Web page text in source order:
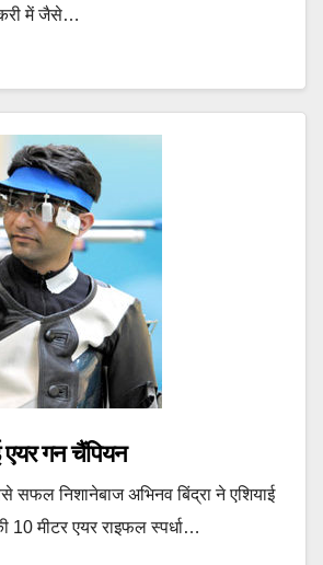
में जैसे…
एयर गन चैंपियन
सफल निशानेबाज अभिनव बिंद्रा ने एशियाई
10 मीटर एयर राइफल स्पर्धा…